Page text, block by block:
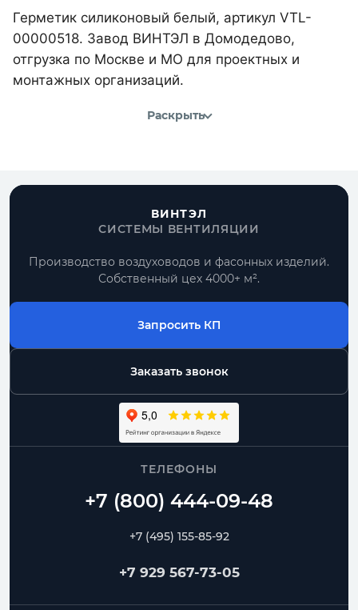
Герметик силиконовый белый, артикул VTL-
00000518. Завод ВИНТЭЛ в Домодедово,
отгрузка по Москве и МО для проектных и
монтажных организаций.
Раскрыть
ВИНТЭЛ
СИСТЕМЫ ВЕНТИЛЯЦИИ
Производство воздуховодов и фасонных изделий.
Собственный цех 4000+ м².
Запросить КП
Заказать звонок
ТЕЛЕФОНЫ
+7 (495) 155-85-92
+7 929 567-73-05